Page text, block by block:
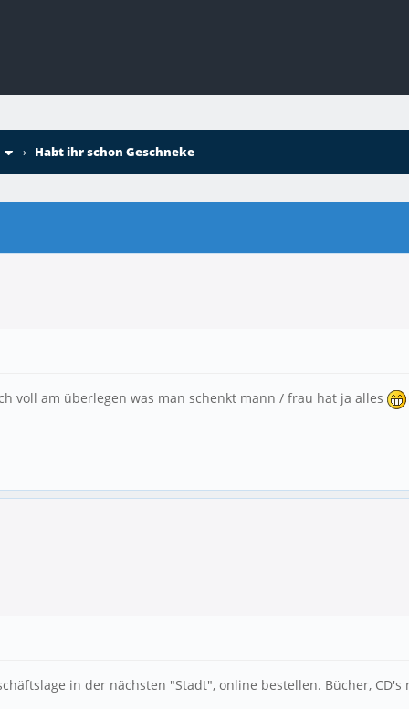
› Habt ihr schon Geschneke
voll am überlegen was man schenkt mann / frau hat ja alles
in der nächsten "Stadt", online bestellen. Bücher,